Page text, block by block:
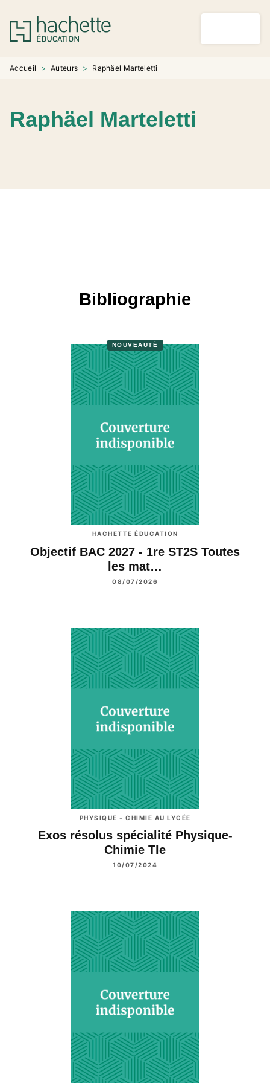
MENU RECHERCHE
PIED DE PAGE
Accueil > Auteurs > Raphäel Marteletti
Raphäel Marteletti
Bibliographie
NOUVEAUTÉ
HACHETTE ÉDUCATION
Objectif BAC 2027 - 1re ST2S Toutes
les mat…
08/07/2026
PHYSIQUE - CHIMIE AU LYCÉE
Exos résolus spécialité Physique-
Chimie Tle
10/07/2024